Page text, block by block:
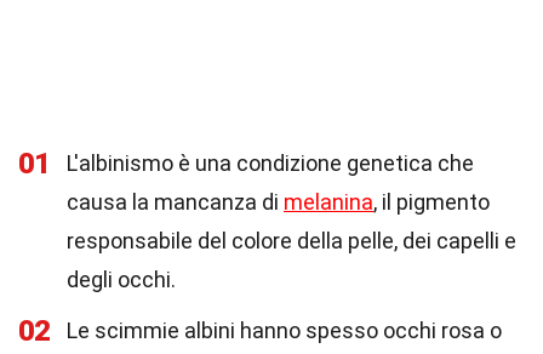
01
L'albinismo è una condizione genetica che
causa la mancanza di melanina, il pigmento
responsabile del colore della pelle, dei capelli e
degli occhi.
02
Le scimmie albini hanno spesso occhi rosa o